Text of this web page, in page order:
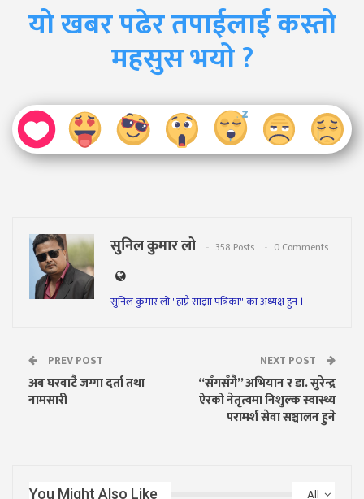
यो खबर पढेर तपाईलाई कस्तो
महसुस भयो ?
सुनिल कुमार लो 358 Posts 0 Comments
सुनिल कुमार लो "हाम्रै साझा पत्रिका" का अध्यक्ष हुन ।
PREV POST
अब घरबाटै जग्गा दर्ता तथा
नामसारी
NEXT POST
“सँगसँगै” अभियान र डा. सुरेन्द्र
ऐरको नेतृत्वमा निशुल्क स्वास्थ्य
परामर्श सेवा सञ्चालन हुने
All
You Might Also Like